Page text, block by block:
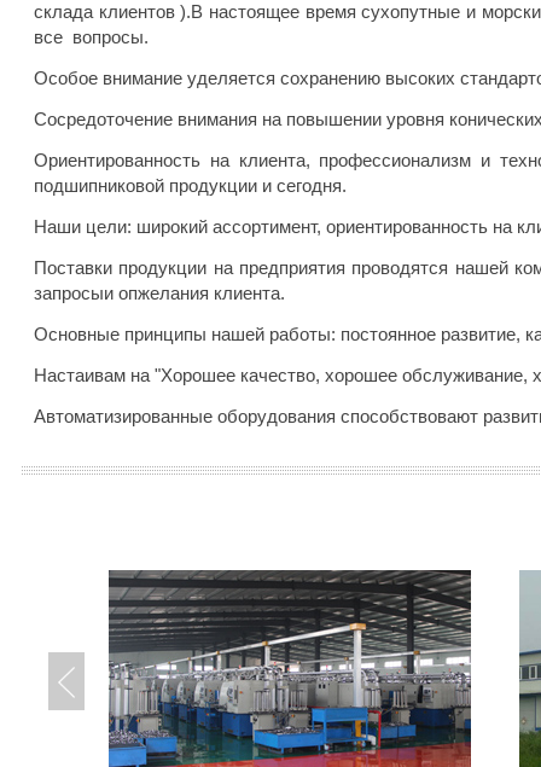
склада клиентов ).В настоящее время сухопутные и
все вопросы.
Особое внимание уделяется сохранению высоких
Сосредоточение внимания на повышении уровня
Ориентированность на клиента, профессионализм и
подшипниковой продукции и сегодня.
Наши цели: широкий ассортимент, ориентированность на
Поставки продукции на предприятия проводятся нашей
запросыи опжелания клиента.
Основные принципы нашей работы: постоянное развитие,
Настаивам на "Хорошее качество, хорошее обслуживание,
Автоматизированные оборудования способствовают